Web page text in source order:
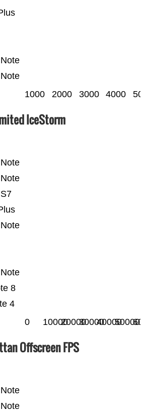
1000 2000 3000 4000
IceStorm
4
8
0 1000020000300004000050000
Offscreen FPS